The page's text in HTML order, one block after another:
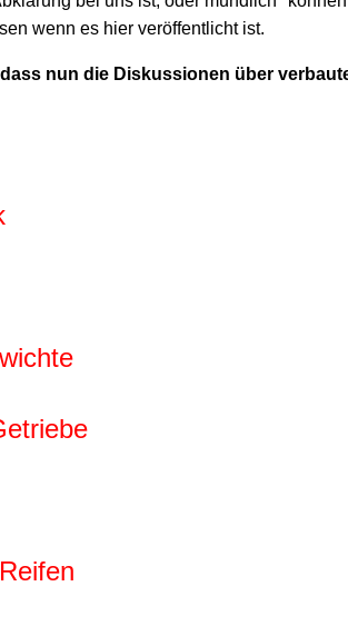
wenn es hier veröffentlicht ist.
nun die Diskussionen über